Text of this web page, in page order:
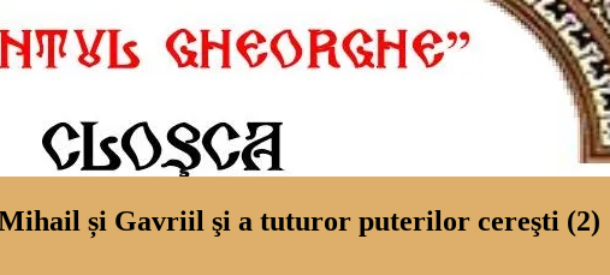
și Gavriil şi a tuturor puterilor cereşti (2)